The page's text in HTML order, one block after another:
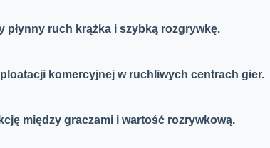
ruch krążka i szybką rozgrywkę.
komercyjnej w ruchliwych centrach gier.
między graczami i wartość rozrywkową.